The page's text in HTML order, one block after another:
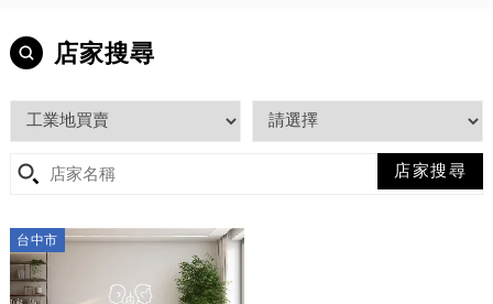
店家搜尋
台中市